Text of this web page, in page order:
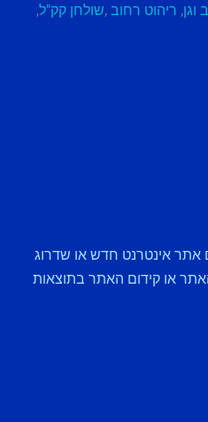
וגן, ריהוט רחוב ,שולחן קק"ל,
אתר אינטרנט חדש או שדרוג
או קידום האתר בתוצאות